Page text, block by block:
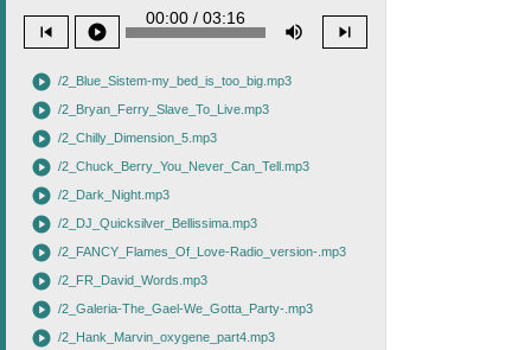
skip_previous play_circle
00:00 / 03:16
volume_up skip_next
play_circle /2_Blue_Sistem-my_bed_is_too_big.mp3
play_circle /2_Bryan_Ferry_Slave_To_Live.mp3
play_circle /2_Chilly_Dimension_5.mp3
play_circle /2_Chuck_Berry_You_Never_Can_Tell.mp3
play_circle /2_Dark_Night.mp3
play_circle /2_DJ_Quicksilver_Bellissima.mp3
play_circle /2_FANCY_Flames_Of_Love-Radio_version-.mp3
play_circle /2_FR_David_Words.mp3
play_circle /2_Galeria-The_Gael-We_Gotta_Party-.mp3
play_circle /2_Hank_Marvin_oxygene_part4.mp3